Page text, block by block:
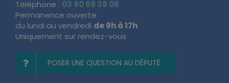
Téléphone : 03 90 59 38 05
Permanence ouverte
du lundi au vendredi de 9h à 17h
Uniquement sur rendez-vous
POSER UNE QUESTION AU DÉPUTÉ